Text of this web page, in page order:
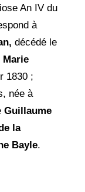
An IV du
à
décédé le
Marie
1830 ;
née à
Guillaume
la
Bayle.